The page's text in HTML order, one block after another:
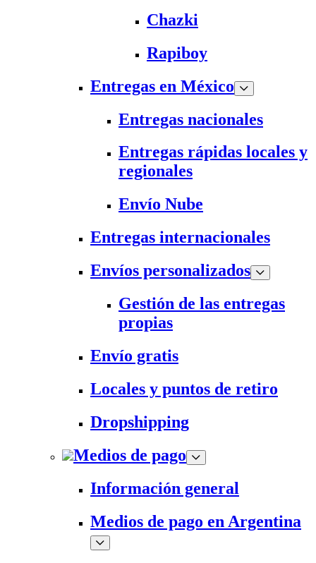
Chazki
Rapiboy
Entregas en México
Entregas nacionales
Entregas rápidas locales y
regionales
Envío Nube
Entregas internacionales
Envíos personalizados
Gestión de las entregas
propias
Envío gratis
Locales y puntos de retiro
Dropshipping
Medios de pago
Información general
Medios de pago en Argentina